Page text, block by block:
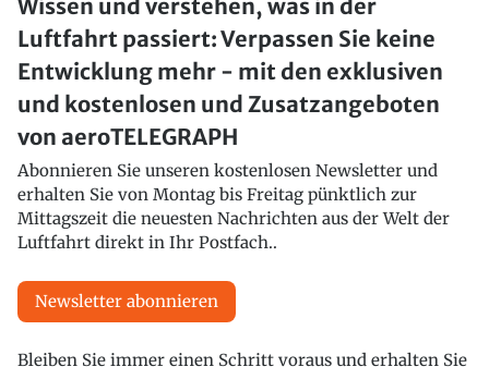
Wissen und verstehen, was in der
Luftfahrt passiert: Verpassen Sie keine
Entwicklung mehr - mit den exklusiven
und kostenlosen und Zusatzangeboten
von aeroTELEGRAPH
Abonnieren Sie unseren kostenlosen Newsletter und
erhalten Sie von Montag bis Freitag pünktlich zur
Mittagszeit die neuesten Nachrichten aus der Welt der
Luftfahrt direkt in Ihr Postfach..
Newsletter abonnieren
Bleiben Sie immer einen Schritt voraus und erhalten Sie